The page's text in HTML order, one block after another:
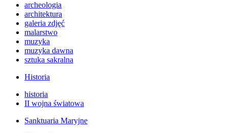
archeologia
architektura
galeria zdjęć
malarstwo
muzyka
muzyka dawna
sztuka sakralna
Historia
historia
II wojna światowa
Sanktuaria Maryjne